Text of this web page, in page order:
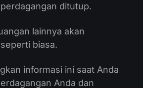
ditutup.
lainnya akan
biasa.
informasi ini saat Anda
Anda dan